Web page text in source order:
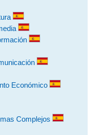
Económico
Complejos